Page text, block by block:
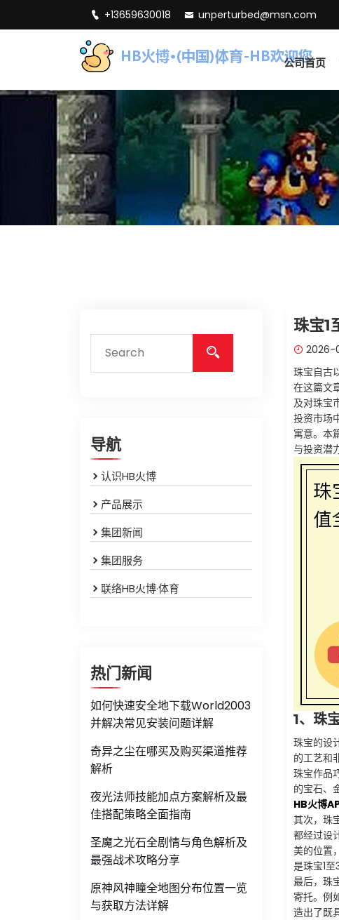
+13659630018 unperturbed@msn.com
公司首页
导航
认识HB火博
产品展示
集团新闻
集团服务
联络HB火博·体育
热门新闻
如何快速安全地下载World2003
并解决常见安装问题详解
奇异之尘在哪买及购买渠道推荐
解析
夜光法师技能加点方案解析及最
佳搭配策略全面指南
圣魔之光石全剧情与角色解析及
最强战术攻略分享
原神风神瞳全地图分布位置一览
与获取方法详解
珠宝1
2026-
珠宝自古
在这篇文
及对珠宝
投资市场
寓意。本
与投资潜
1、珠
珠宝的设
的工艺和
珠宝作品
的宝石、
HB火博
其次，珠
都经过设
美的位置
是珠宝1
最后，珠
寄托。例
造出了既